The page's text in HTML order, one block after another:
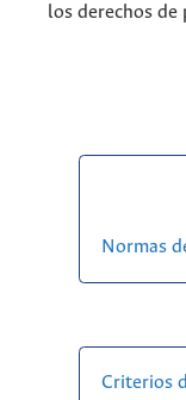
los derechos de
Normas
Criterios